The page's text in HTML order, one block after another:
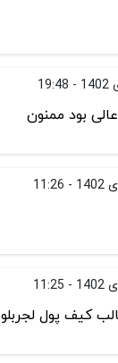
بود ممنون
کیف پول لجربلو